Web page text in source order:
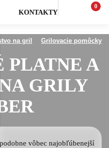
KONTAKTY
0
na gril Grilovacie pomôcky
PLATNE A
GRILY
vôbec najobľúbenejší